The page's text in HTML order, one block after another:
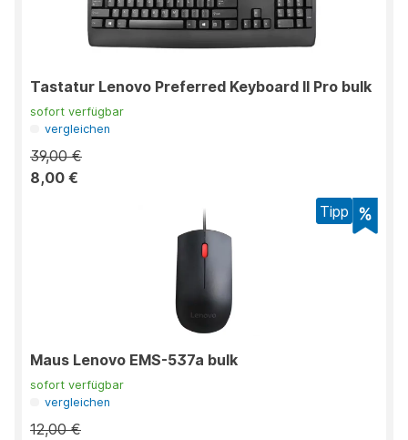
Tastatur Lenovo Preferred Keyboard II Pro bulk
sofort verfügbar
vergleichen
39,00 €
8,00 €
Tipp
Maus Lenovo EMS-537a bulk
sofort verfügbar
vergleichen
12,00 €